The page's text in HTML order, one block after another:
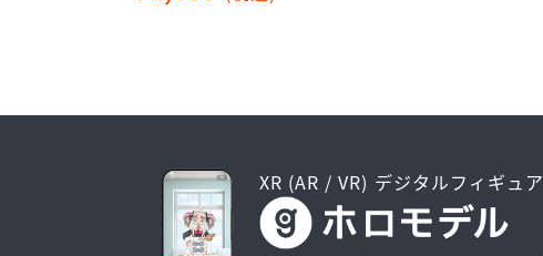
XR (AR / VR) デジタルフィギュア